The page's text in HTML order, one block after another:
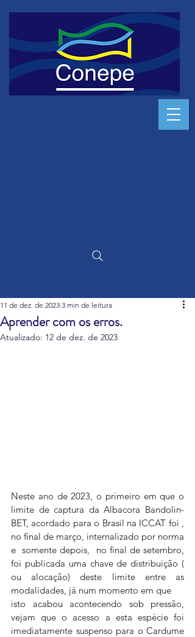
Aprender com os erros.
11 de dez. de 2023 3 min de leitura
Atualizado: 12 de dez. de 2023
Neste ano de 2023, o primeiro em que o
limite de captura da Albacora Bandolin-
BET, acordado para o Brasil na ICCAT foi ,
no final de março, internalizado por norma
e  somente depois,  no final de setembro,
foi publicada uma chave de distribuição (
ou alocação) deste limite entre as
modalidades, já num momento em que
isto acabou acontecendo sob pressão,
vejam que o acesso a esta espécie foi
imediatamente suspenso para o Cardume